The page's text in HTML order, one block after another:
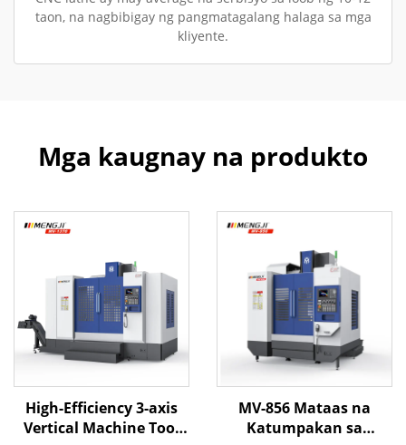
taon, na nagbibigay ng pangmatagalang halaga sa mga
kliyente.
Mga kaugnay na produkto
High-Efficiency 3-axis
Vertical Machine Tool
MV-856 Mataas na
Katumpakan sa